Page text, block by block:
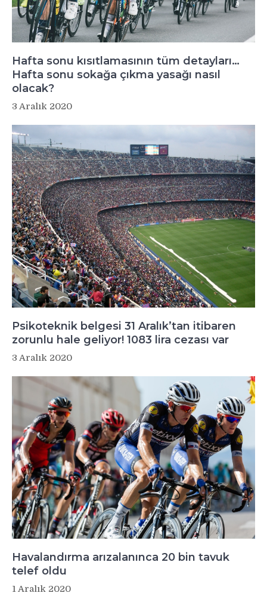
Hafta sonu kısıtlamasının tüm detayları…
Hafta sonu sokağa çıkma yasağı nasıl
olacak?
3 Aralık 2020
Psikoteknik belgesi 31 Aralık’tan itibaren
zorunlu hale geliyor! 1083 lira cezası var
3 Aralık 2020
Havalandırma arızalanınca 20 bin tavuk
telef oldu
1 Aralık 2020